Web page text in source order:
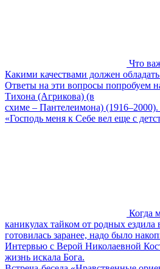
Что
Какими качествами должен
Ответы на эти вопросы попробуем
Тихона (Агрикова) (в
схиме – Пантелеимона)
«Господь меня к Себе вел еще с
Когда
каникулах тайком от родных ездила
готовилась заранее, надо было
Интервью с Верой Николаевной
жизнь искала Бога.